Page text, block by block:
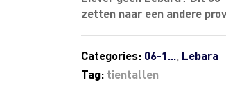
zetten naar een andere
Categories: 06-1..., Lebara
Tag: tientallen